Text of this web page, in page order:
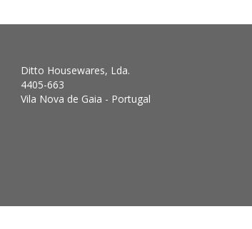
Ditto Housewares, Lda.
4405-663
Vila Nova de Gaia - Portugal